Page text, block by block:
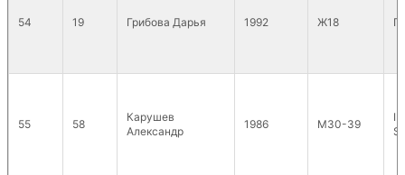
54 19 Грибова Дарья 1992 Ж18
55 58
Карушев
Александр
1986 М30-39
I